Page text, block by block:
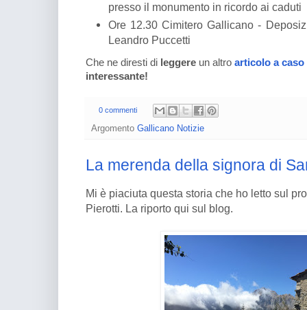
presso il monumento in ricordo ai caduti
Ore 12.30 Cimitero Gallicano -
Leandro Puccetti
Che ne diresti di leggere un altro articolo a caso
interessante!
0 commenti
Argomento Gallicano Notizie
La merenda della signora di
Mi è piaciuta questa storia che ho letto sul
Pierotti. La riporto qui sul blog.